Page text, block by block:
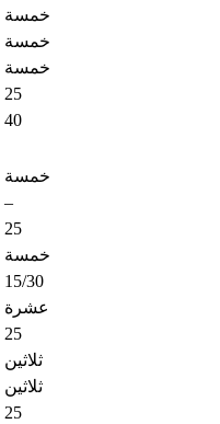
خمسة
خمسة
خمسة
25
40
خمسة
–
25
خمسة
15/30
عشرة
25
ثلاثين
ثلاثين
25